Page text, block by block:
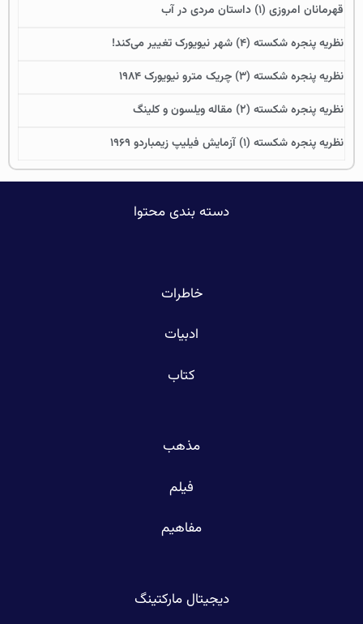
قهرمانان امروزی (۱) داستان مردی در آب
نظریه پنجره شکسته (۴) شهر نیویورک تغییر می‌کند!
نظریه پنجره شکسته (۳) چریک مترو نیویورک ۱۹۸۴
نظریه پنجره شکسته (۲) مقاله ویلسون و کلینگ
نظریه پنجره شکسته (۱) آزمایش فیلیپ زیمباردو ۱۹۶۹
دسته بندی محتوا
خاطرات
ادبیات
کتاب
مذهب
فیلم
مفاهیم
دیجیتال مارکتینگ